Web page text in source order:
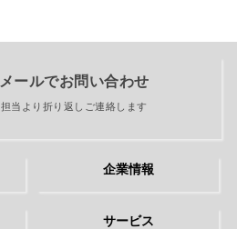
メールでお問い合わせ
担当より折り返しご連絡します
企業情報
サービス